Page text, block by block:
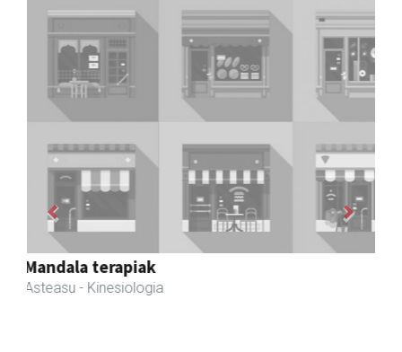
AMC Mecanocaucho
Asteasu - Industria hornidurak
Previous Next